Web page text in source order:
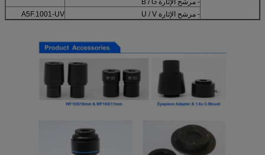
- مرشح الإثارة B / G
- مرشح الإثارة U / V A5F.1001-UV